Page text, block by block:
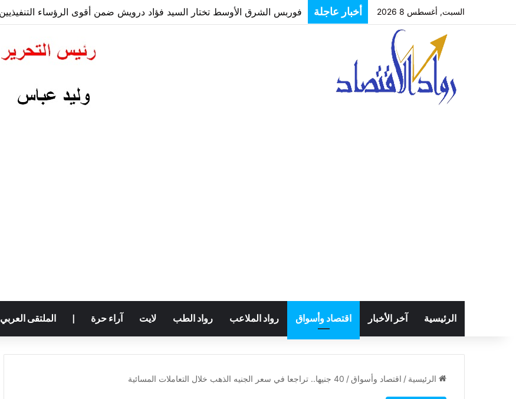
السبت, أغسطس 8 2026 أخبار عاجلة
فوربس الشرق الأوسط تختار السيد فؤاد درويش ضمن أقوى الرؤساء التنفيذيين 2026
الرئيسية آخر الأخبار اقتصاد وأسواق رواد الملاعب رواد الطب لايت آراء حرة الملتقى العربي
الرئيسية / اقتصاد وأسواق / 40 جنيها.. تراجعا في سعر الجنيه الذهب خلال التعاملات المسائية